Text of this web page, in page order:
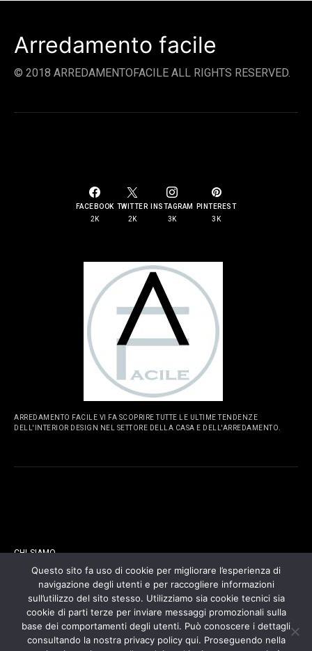
Arredamento facile
© 2018 ARREDAMENTOFACILE ALL RIGHTS RESERVED.
FACEBOOK
2K
TWITTER
2K
INSTAGRAM
3K
PINTEREST
3K
ARREDAMENTO FACILE VI FA SCOPRIRE TUTTE LE ULTIME TENDENZE
DELL'INTERIOR DESIGN NEL SETTORE DELLA CASA E DELL'ARREDAMENTO.
CHI SIAMO
CONTATTI
COOKIES POLICY
Questo sito fa uso di cookie per migliorare l’esperienza di
navigazione degli utenti e per raccogliere informazioni
sull’utilizzo del sito stesso. Utilizziamo sia cookie tecnici sia
cookie di parti terze per inviare messaggi promozionali sulla
base dei comportamenti degli utenti. Può conoscere i dettagli
consultando la nostra privacy policy qui. Proseguendo nella